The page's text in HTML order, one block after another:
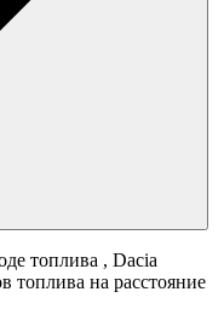
топлива , Dacia
топлива на расстояние